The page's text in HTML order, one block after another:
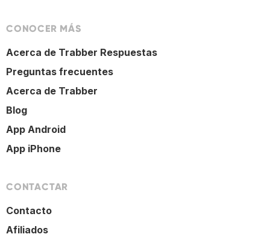
CONOCER MÁS
Acerca de Trabber Respuestas
Preguntas frecuentes
Acerca de Trabber
Blog
App Android
App iPhone
CONTACTAR
Contacto
Afiliados